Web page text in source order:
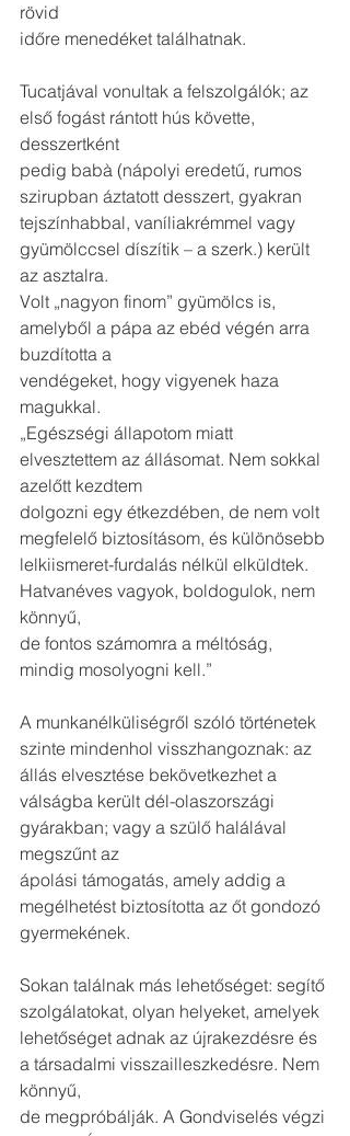
rövid
időre menedéket találhatnak.
Tucatjával vonultak a felszolgálók; az
első fogást rántott hús követte,
desszertként
pedig babà (nápolyi eredetű, rumos
szirupban áztatott desszert, gyakran
tejszínhabbal, vaníliakrémmel vagy
gyümölccsel díszítik – a szerk.) került
az asztalra.
Volt „nagyon finom” gyümölcs is,
amelyből a pápa az ebéd végén arra
buzdította a
vendégeket, hogy vigyenek haza
magukkal.
„Egészségi állapotom miatt
elvesztettem az állásomat. Nem sokkal
azelőtt kezdtem
dolgozni egy étkezdében, de nem volt
megfelelő biztosításom, és különösebb
lelkiismeret-furdalás nélkül elküldtek.
Hatvanéves vagyok, boldogulok, nem
könnyű,
de fontos számomra a méltóság,
mindig mosolyogni kell.”
A munkanélküliségről szóló történetek
szinte mindenhol visszhangoznak: az
állás elvesztése bekövetkezhet a
válságba került dél-olaszországi
gyárakban; vagy a szülő halálával
megszűnt az
ápolási támogatás, amely addig a
megélhetést biztosította az őt gondozó
gyermekének.
Sokan találnak más lehetőséget: segítő
szolgálatokat, olyan helyeket, amelyek
lehetőséget adnak az újrakezdésre és
a társadalmi visszailleszkedésre. Nem
könnyű,
de megpróbálják. A Gondviselés végzi